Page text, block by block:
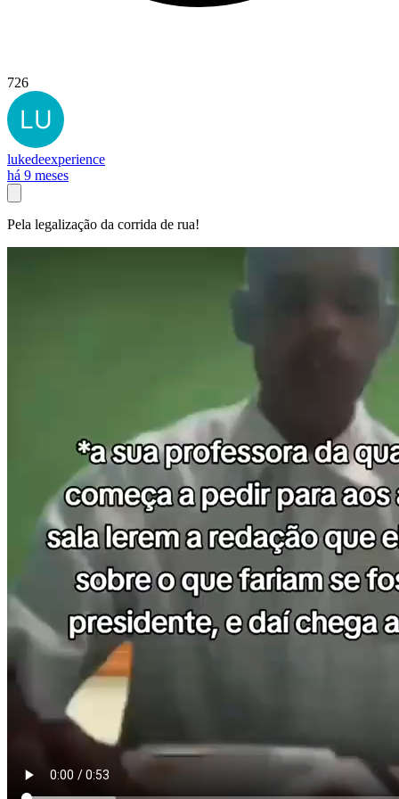
726
lukedeexperience
há 9 meses
Pela legalização da corrida de rua!